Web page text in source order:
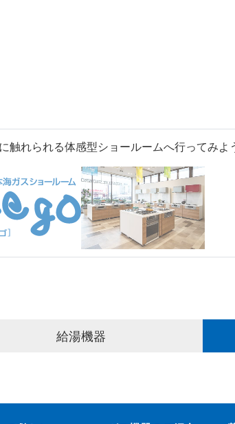
触れられる体感型ショールームへ行ってみよ
給湯機器